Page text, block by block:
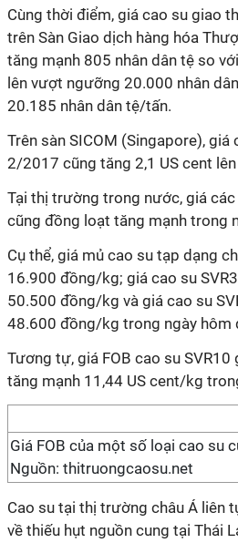
Cùng thời điểm, giá cao su giao
trên Sàn Giao dịch hàng hóa
tăng mạnh 805 nhân dân tệ so
lên vượt ngưỡng 20.000 nhân
20.185 nhân dân tệ/tấn.
Trên sàn SICOM (Singapore), giá
2/2017 cũng tăng 2,1 US cent
Tại thị trường trong nước, giá
cũng đồng loạt tăng mạnh trong
Cụ thể, giá mủ cao su tạp dạng
16.900 đồng/kg; giá cao su
50.500 đồng/kg và giá cao su
48.600 đồng/kg trong ngày hôm
Tương tự, giá FOB cao su
tăng mạnh 11,44 US cent/kg
Giá FOB của một số loại cao su
Nguồn: thitruongcaosu.net
Cao su tại thị trường châu Á liên
về thiếu hụt nguồn cung tại Thái